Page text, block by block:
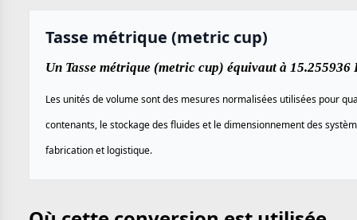
Tasse métrique (metric cup)
Un Tasse métrique (metric cup) équivaut à 15.255936
Les unités de volume sont des mesures normalisées utilisées pour
contenants, le stockage des fluides et le dimensionnement des
fabrication et logistique.